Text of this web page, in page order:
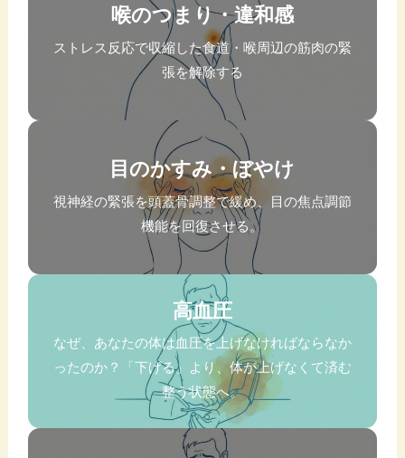
喉のつまり・違和感
ストレス反応で収縮した食道・喉周辺の筋肉の緊
張を解除する
目のかすみ・ぼやけ
視神経の緊張を頭蓋骨調整で緩め、目の焦点調節
機能を回復させる。
高血圧
なぜ、あなたの体は血圧を上げなければならなか
ったのか？「下げる」より、体が上げなくて済む
整う状態へ。